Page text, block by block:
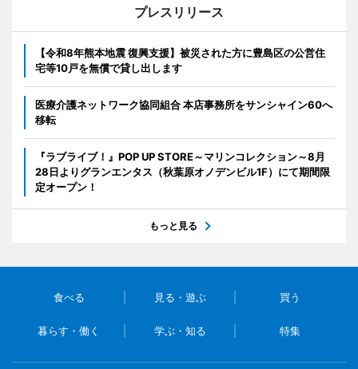
プレスリリース
【令和8年熊本地震 復興支援】被災された方に豊島区の公営住
宅等10戸を無償で貸し出します
医療介護ネットワーク協同組合 本店事務所をサンシャイン60へ
移転
『ラブライブ！』POP UP STORE～マリンコレクション～8月
28日よりグランエンタス（秋葉原オノデンビル1F）にて期間限
定オープン！
もっと見る
食べる 見る・遊ぶ 買う
暮らす・働く 学ぶ・知る 特集